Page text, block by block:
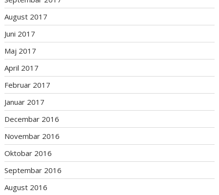
August 2017
Juni 2017
Maj 2017
April 2017
Februar 2017
Januar 2017
Decembar 2016
Novembar 2016
Oktobar 2016
Septembar 2016
August 2016